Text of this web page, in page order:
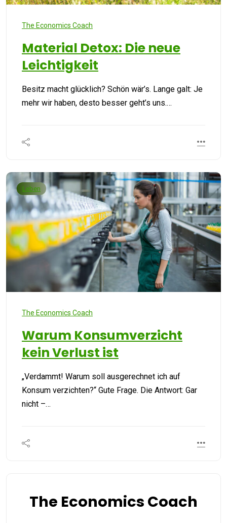
The Economics Coach
Material Detox: Die neue
Leichtigkeit
Besitz macht glücklich? Schön wär’s. Lange galt: Je
mehr wir haben, desto besser geht’s uns.…
Leben
The Economics Coach
Warum Konsumverzicht
kein Verlust ist
„Verdammt! Warum soll ausgerechnet ich auf
Konsum verzichten?“ Gute Frage. Die Antwort: Gar
nicht –…
The Economics Coach